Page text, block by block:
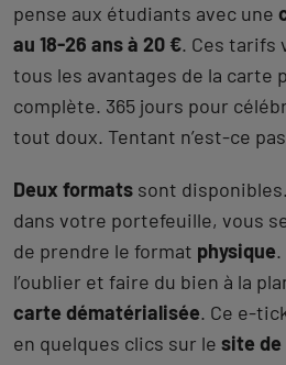
pense aux étudiants avec une
au 18-26 ans à 20 €. Ces tarifs
tous les avantages de la carte
complète. 365 jours pour
tout doux. Tentant n’est-ce
Deux formats sont
dans votre portefeuille, vous
de prendre le format physique
l’oublier et faire du bien à la
carte dématérialisée. Ce e-
en quelques clics sur le site de